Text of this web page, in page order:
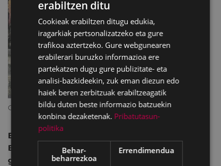
Carlos Espiga
Eibarko Udala
Elkartea
ren laguntzarekin, etanahi duten artista
guztiek
parte har dezakete,
erabiltzen ditu
Cookieak erabiltzen ditugu edukia,
iragarkiak pertsonalizatzeko eta gure
trafikoa aztertzeko. Gure webgunearen
erabilerari buruzko informazioa ere
partekatzen dugu gure publizitate- eta
analisi-bazkideekin, zuk eman diezun edo
haiek beren zerbitzuak erabiltzeagatik
bildu duten beste informazio batzuekin
konbina dezaketenak. Pribatutasun-
politika
Behar-
beharrezkoa
Errendimendua